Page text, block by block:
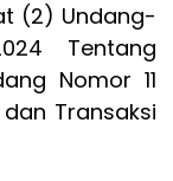
(2) Undang-
Tentang
Nomor 11
Transaksi